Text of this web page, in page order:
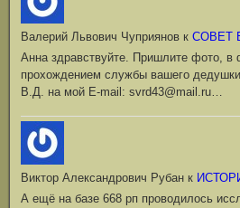
Валерий Львович Чуприянов к СОВЕТ
Анна здравствуйте. Пришлите фото,
прохождением службы вашего
В.Д. на мой Е-mail: svrd43@mail.ru…
Виктор Александрович Рубан к
А ещё на базе 668 рп проводилось